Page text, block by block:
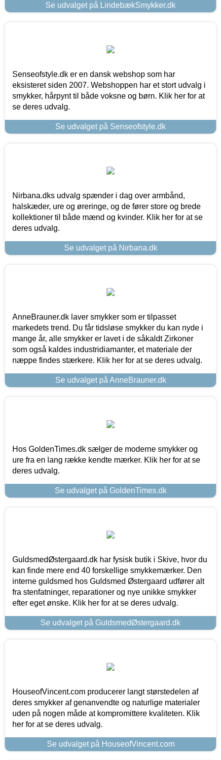
Se udvalget på LindebækSmykker.dk
Senseofstyle.dk er en dansk webshop som har
eksisteret siden 2007. Webshoppen har et stort udvalg i
smykker, hårpynt til både voksne og børn. Klik her for at
se deres udvalg.
Se udvalget på Senseofstyle.dk
Nirbana.dks udvalg spænder i dag over armbånd,
halskæder, ure og øreringe, og de fører store og brede
kollektioner til både mænd og kvinder. Klik her for at se
deres udvalg.
Se udvalget på Nirbana.dk
AnneBrauner.dk laver smykker som er tilpasset
markedets trend. Du får tidsløse smykker du kan nyde i
mange år, alle smykker er lavet i de såkaldt Zirkoner
som også kaldes industridiamanter, et materiale der
næppe findes stærkere. Klik her for at se deres udvalg.
Se udvalget på AnneBrauner.dk
Hos GoldenTimes.dk sælger de moderne smykker og
ure fra en lang række kendte mærker. Klik her for at se
deres udvalg.
Se udvalget på GoldenTimes.dk
GuldsmedØstergaard.dk har fysisk butik i Skive, hvor du
kan finde mere end 40 forskellige smykkemærker. Den
interne guldsmed hos Guldsmed Østergaard udfører alt
fra stenfatninger, reparationer og nye unikke smykker
efter eget ønske. Klik her for at se deres udvalg.
Se udvalget på GuldsmedØstergaard.dk
HouseofVincent.com producerer langt størstedelen af
deres smykker af genanvendte og naturlige materialer
uden på nogen måde at kompromittere kvaliteten. Klik
her for at se deres udvalg.
Se udvalget på HouseofVincent.com